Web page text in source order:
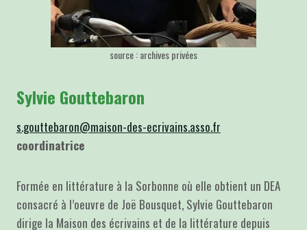
source : archives privées
Sylvie Gouttebaron
s.gouttebaron@maison-des-ecrivains.asso.fr
coordinatrice
Formée en littérature à la Sorbonne où elle obtient un DEA
consacré à l’oeuvre de Joë Bousquet, Sylvie Gouttebaron
dirige la Maison des écrivains et de la littérature depuis